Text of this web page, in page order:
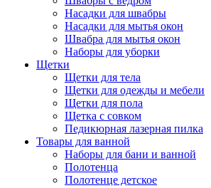
Насадки для швабры
Насадки для мытья окон
Швабра для мытья окон
Наборы для уборки
Щетки
Щетки для тела
Щетки для одежды и мебели
Щетки для пола
Щетка с совком
Педикюрная лазерная пилка
Товары для ванной
Наборы для бани и ванной
Полотенца
Полотенце детское